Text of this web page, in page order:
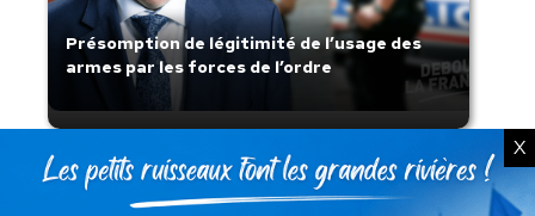
Présomption de légitimité de l’usage des
armes par les forces de l’ordre
X